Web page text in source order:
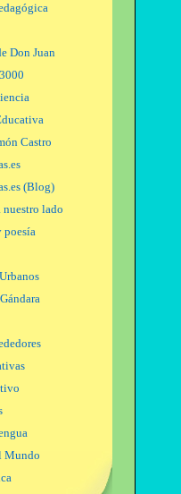
Don Juan
Castro
(Blog)
nuestro lado
poesía
Mundo